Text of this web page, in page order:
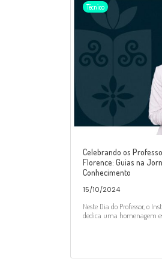
Técnico
Celebrando os
Florence: Guias na
Conhecimento
15/10/2024
Neste Dia do Professor, o
dedica uma homenagem